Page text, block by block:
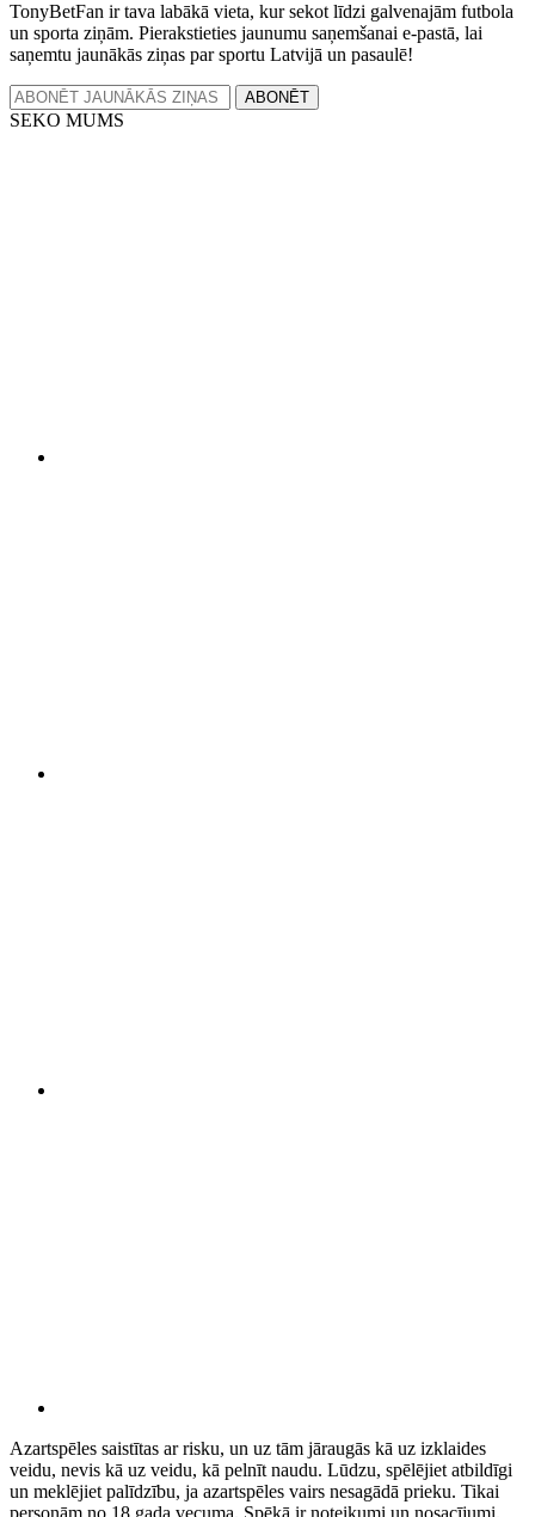
TonyBetFan ir tava labākā vieta, kur sekot līdzi galvenajām futbola
un sporta ziņām. Pierakstieties jaunumu saņemšanai e-pastā, lai
saņemtu jaunākās ziņas par sportu Latvijā un pasaulē!
ABONĒT
SEKO MUMS
Azartspēles saistītas ar risku, un uz tām jāraugās kā uz izklaides
veidu, nevis kā uz veidu, kā pelnīt naudu. Lūdzu, spēlējiet atbildīgi
un meklējiet palīdzību, ja azartspēles vairs nesagādā prieku. Tikai
personām no 18 gada vecuma. Spēkā ir noteikumi un nosacījumi.